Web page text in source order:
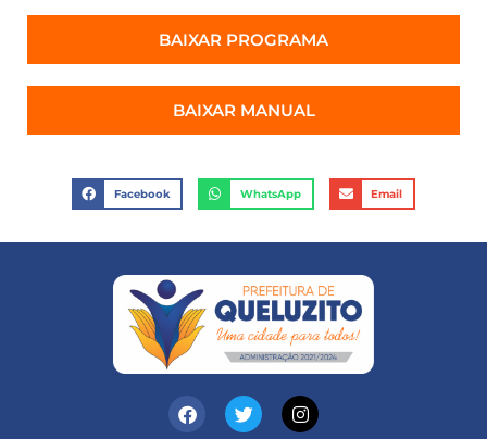
BAIXAR PROGRAMA
BAIXAR MANUAL
Facebook WhatsApp Email